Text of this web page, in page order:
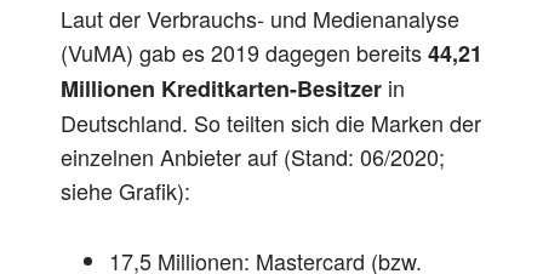
Laut der Verbrauchs- und Medienanalyse
(VuMA) gab es 2019 dagegen bereits44,21
Millionen Kreditkarten-Besitzer in
Deutschland. So teilten sich die Marken der
einzelnen Anbieter auf (Stand: 06/2020;
siehe Grafik):
17,5 Millionen: Mastercard (bzw.